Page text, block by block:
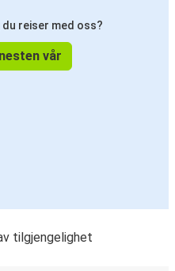
reiser med oss?
vår
tilgjengelighet